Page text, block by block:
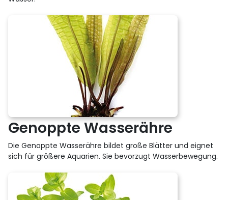
Genoppte Wasserähre
Die Genoppte Wasserähre bildet große Blätter und eignet
sich für größere Aquarien. Sie bevorzugt Wasserbewegung.